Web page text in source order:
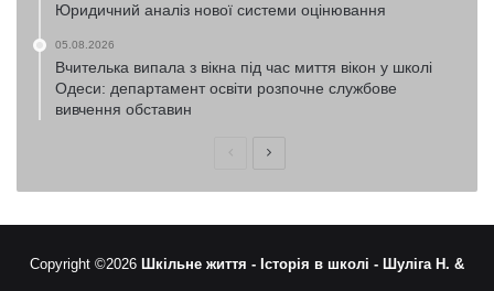
Юридичний аналіз нової системи оцінювання
05.08.2026
Вчителька випала з вікна під час миття вікон у школі
Одеси: департамент освіти розпочне службове
вивчення обставин
ПопередняНаступна
Copyright ©2026 Шкільне життя - Історія в школі - Шуліга Н. &